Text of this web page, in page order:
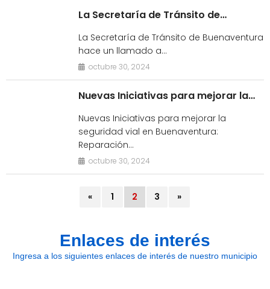
La Secretaría de Tránsito de…
La Secretaría de Tránsito de Buenaventura
hace un llamado a…
octubre 30, 2024
Nuevas Iniciativas para mejorar la…
Nuevas Iniciativas para mejorar la
seguridad vial en Buenaventura:
Reparación…
octubre 30, 2024
« 1 2 3 »
Enlaces de interés
Ingresa a los siguientes enlaces de interés de nuestro municipio